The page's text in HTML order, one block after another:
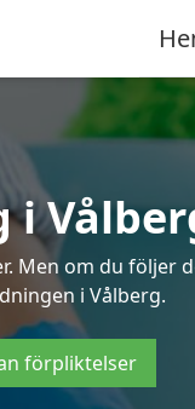
i
Men om du följer
i Vålberg.
förpliktelser